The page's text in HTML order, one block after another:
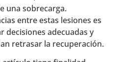
una sobrecarga.
entre estas lesiones es
adecuadas y
retrasar la recuperación.